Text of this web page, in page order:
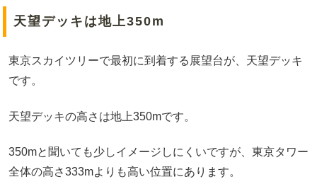
天望デッキは地上350m
東京スカイツリーで最初に到着する展望台が、天望デッキ
です。
天望デッキの高さは地上350mです。
350mと聞いても少しイメージしにくいですが、東京タワー
全体の高さ333mよりも高い位置にあります。